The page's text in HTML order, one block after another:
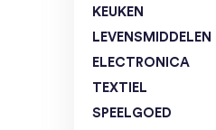
KEUKEN
LEVENSMIDDELEN
ELECTRONICA
TEXTIEL
SPEELGOED